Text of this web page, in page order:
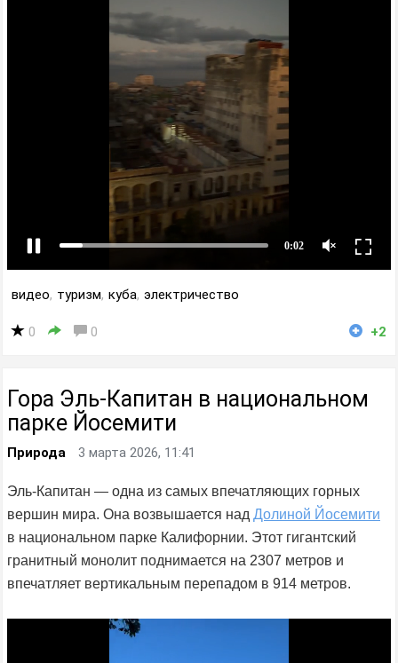
видео, туризм, куба, электричество
0 0 +2
Гора Эль-Капитан в национальном
парке Йосемити
Природа 3 марта 2026, 11:41
Эль-Капитан — одна из самых впечатляющих горных
вершин мира. Она возвышается над Долиной Йосемити
в национальном парке Калифорнии. Этот гигантский
гранитный монолит поднимается на 2307 метров и
впечатляет вертикальным перепадом в 914 метров.